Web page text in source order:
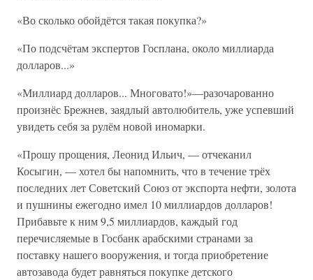
«Во сколько обойдётся такая покупка?»
«По подсчётам экспертов Госплана, около миллиарда
долларов...»
«Миллиард долларов... Многовато!»—разочарованно
произнёс Брежнев, заядлый автолюбитель, уже успевший
увидеть себя за рулём новой иномарки.
«Прошу прощения, Леонид Ильич, — отчеканил
Косыгин, — хотел бы напомнить, что в течение трёх
последних лет Советский Союз от экспорта нефти, золота
и пушнины ежегодно имел 10 миллиардов долларов!
Прибавьте к ним 9,5 миллиардов, каждый год
перечисляемые в Госбанк арабскими странами за
поставку нашего вооружения, и тогда приобретение
автозавода будет равняться покупке детского